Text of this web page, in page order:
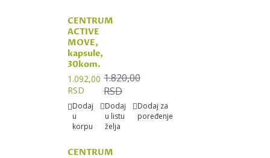
CENTRUM
ACTIVE
MOVE,
kapsule,
30kom.
1.092,00
RSD
1.820,00
RSD
Dodaj
u
korpu
Dodaj
u listu
želja
Dodaj za
poređenje
CENTRUM